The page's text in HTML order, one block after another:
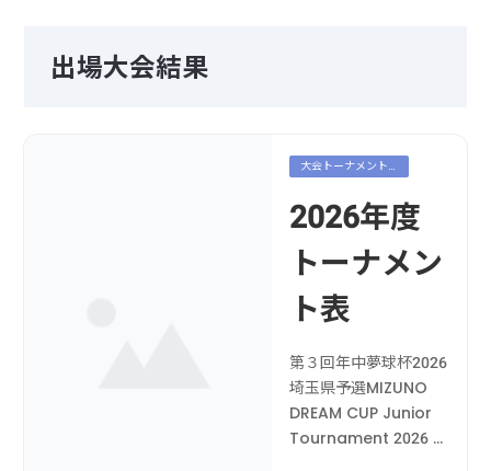
出場大会結果
大会トーナメント
2026年度
トーナメン
ト表
第３回年中夢球杯2026
埼玉県予選MIZUNO
DREAM CUP Junior
Tournament 2026 埼